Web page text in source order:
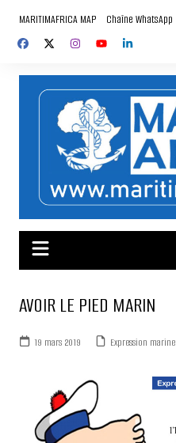
contenu
MARITIMAFRICA MAP Chaîne WhatsApp
AVOIR LE PIED MARIN
19 mars 2019 Expression marine